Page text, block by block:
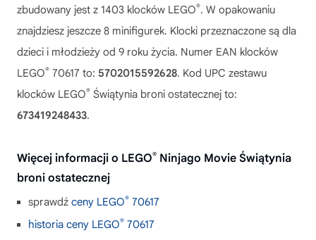
zbudowany jest z 1403 klocków LEGO®. W opakowaniu
znajdziesz jeszcze 8 minifigurek. Klocki przeznaczone są dla
dzieci i młodzieży od 9 roku życia. Numer EAN klocków
LEGO® 70617 to: 5702015592628. Kod UPC zestawu
klocków LEGO® Świątynia broni ostatecznej to:
673419248433.
Więcej informacji o LEGO® Ninjago Movie Świątynia
broni ostatecznej
sprawdź ceny LEGO® 70617
historia ceny LEGO® 70617